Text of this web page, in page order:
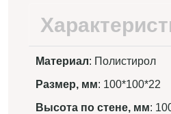
Материал: Полистирол
Размер, мм: 100*100*22
Высота по стене, мм: